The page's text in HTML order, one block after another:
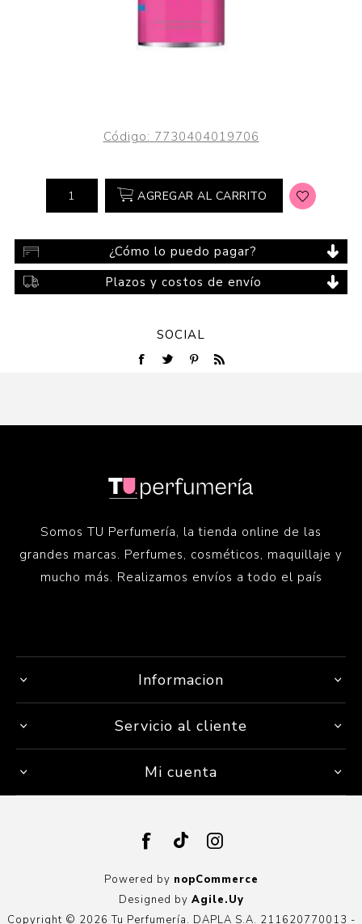
Código: 7730404019706
AGREGAR AL CARRITO
¿Cómo lo puedo pagar?
Plazos y costos de envío
SOCIAL
Somos TU Perfumería, la tienda online de las
grandes marcas. Perfumes, cosméticos, maquillaje y
mucho más. Realizamos envíos a todo el país
Informacion
Servicio al cliente
Mi cuenta
Powered by nopCommerce
Designed by Agile.Uy
Copyright © 2026 Tu Perfumería. DAPLA S.A. 211620770013 -